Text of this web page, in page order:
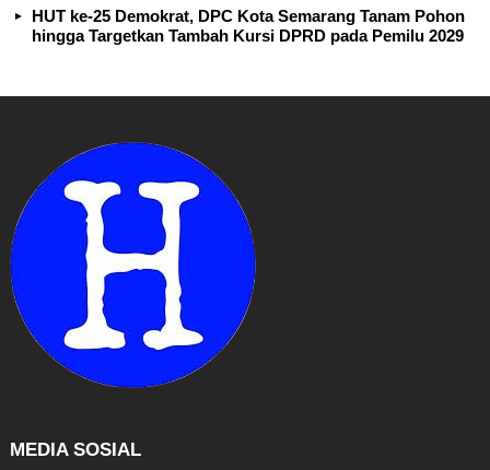
HUT ke-25 Demokrat, DPC Kota Semarang Tanam Pohon
hingga Targetkan Tambah Kursi DPRD pada Pemilu 2029
MEDIA SOSIAL